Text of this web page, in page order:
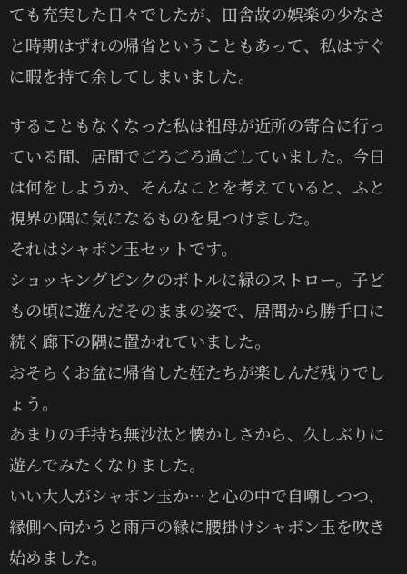
ても充実した日々でしたが、田舎故の娯楽の少なさ
と時期はずれの帰省ということもあって、私はすぐ
に暇を持て余してしまいました。
することもなくなった私は祖母が近所の寄合に行っ
ている間、居間でごろごろ過ごしていました。今日
は何をしようか、そんなことを考えていると、ふと
視界の隅に気になるものを見つけました。
それはシャボン玉セットです。
ショッキングピンクのボトルに緑のストロー。子ど
もの頃に遊んだそのままの姿で、居間から勝手口に
続く廊下の隅に置かれていました。
おそらくお盆に帰省した姪たちが楽しんだ残りでし
ょう。
あまりの手持ち無沙汰と懐かしさから、久しぶりに
遊んでみたくなりました。
いい大人がシャボン玉か…と心の中で自嘲しつつ、
縁側へ向かうと雨戸の縁に腰掛けシャボン玉を吹き
始めました。